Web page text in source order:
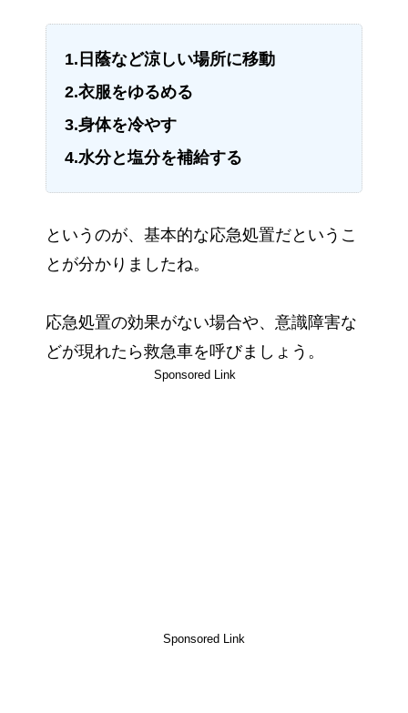
1.日蔭など涼しい場所に移動
2.衣服をゆるめる
3.身体を冷やす
4.水分と塩分を補給する
というのが、基本的な応急処置だというこ
とが分かりましたね。
応急処置の効果がない場合や、意識障害な
どが現れたら救急車を呼びましょう。
Sponsored Link
Sponsored Link